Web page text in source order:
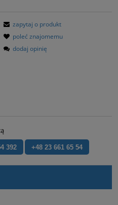
zapytaj o produkt
poleć znajomemu
dodaj opinię
392 +48 23 661 65 54